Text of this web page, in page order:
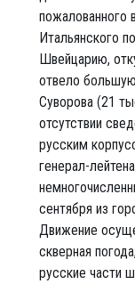
пожалованного
Итальянского
Швейцарию,
отвело
Суворова (21
отсутствии
русским
генерал-
сентября из
Движение
скверная
русские части